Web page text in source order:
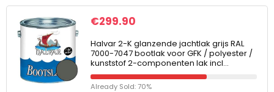
€299.90
Halvar 2-K glanzende jachtlak grijs RAL
7000-7047 bootlak voor GFK / polyester /
kunststof 2-componenten lak incl…
Already Sold: 70%